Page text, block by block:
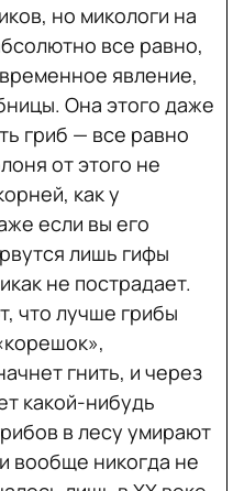
но микологи на
все равно,
явление,
Она этого даже
гриб — все равно
от этого не
как у
если вы его
лишь гифы
не пострадает.
что лучше грибы
гнить, и через
какой-нибудь
в лесу умирают
вообще никогда не